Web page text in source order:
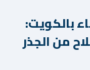
بالكويت:
من الجذر